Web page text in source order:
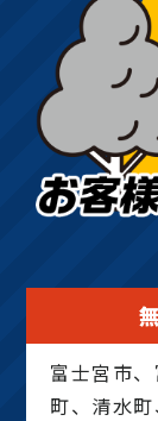
富士宮市
町、清水